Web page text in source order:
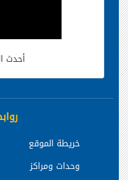
أحدث
خريطة الموقع
وحدات ومراكز